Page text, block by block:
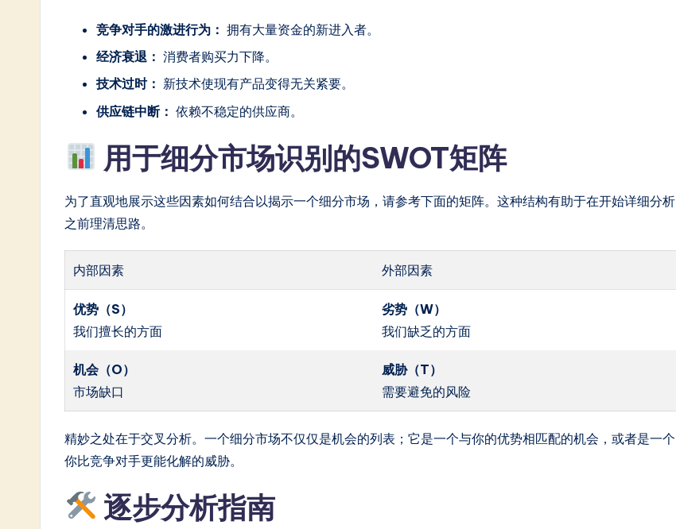
竞争对手的激进行为： 拥有大量资金的新进入者。
经济衰退： 消费者购买力下降。
技术过时： 新技术使现有产品变得无关紧要。
供应链中断： 依赖不稳定的供应商。
用于细分市场识别的SWOT矩阵
为了直观地展示这些因素如何结合以揭示一个细分市场，请参考下面的矩阵。这种结构有助于在开始详细分析
之前理清思路。
内部因素 外部因素
优势（S）
我们擅长的方面
劣势（W）
我们缺乏的方面
机会（O）
市场缺口
威胁（T）
需要避免的风险
精妙之处在于交叉分析。一个细分市场不仅仅是机会的列表；它是一个与你的优势相匹配的机会，或者是一个
你比竞争对手更能化解的威胁。
逐步分析指南